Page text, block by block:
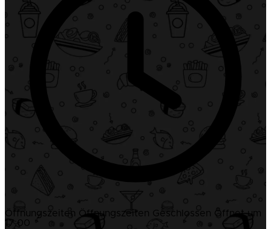
Öffnungszeiten Öffnungszeiten Geschlossen Öffnet um
17:00